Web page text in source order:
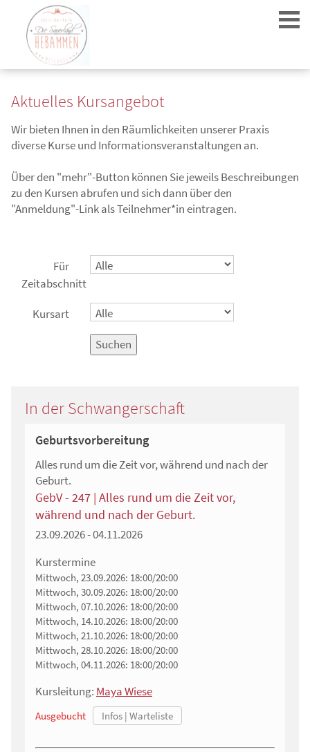
Login
Aktuelles Kursangebot
Wir bieten Ihnen in den Räumlichkeiten unserer Praxis
diverse Kurse und Informationsveranstaltungen an.
Über den "mehr"-Button können Sie jeweils Beschreibungen
zu den Kursen abrufen und sich dann über den
"Anmeldung"-Link als Teilnehmer*in eintragen.
Für
Zeitabschnitt
Kursart
Suchen
In der Schwangerschaft
Geburtsvorbereitung
Alles rund um die Zeit vor, während und nach der
Geburt.
GebV - 247 | Alles rund um die Zeit vor,
während und nach der Geburt.
23.09.2026 - 04.11.2026
Kurstermine
Mittwoch, 23.09.2026: 18:00/20:00
Mittwoch, 30.09.2026: 18:00/20:00
Mittwoch, 07.10.2026: 18:00/20:00
Mittwoch, 14.10.2026: 18:00/20:00
Mittwoch, 21.10.2026: 18:00/20:00
Mittwoch, 28.10.2026: 18:00/20:00
Mittwoch, 04.11.2026: 18:00/20:00
Kursleitung: Maya Wiese
Ausgebucht